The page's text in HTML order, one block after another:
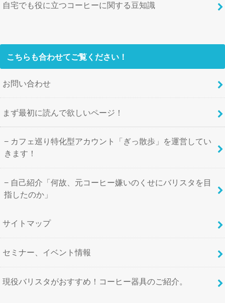
自宅でも役に立つコーヒーに関する豆知識
こちらも合わせてご覧ください！
お問い合わせ
まず最初に読んで欲しいページ！
カフェ巡り特化型アカウント「ぎっ散歩」を運営してい
きます！
自己紹介「何故、元コーヒー嫌いのくせにバリスタを目
指したのか」
サイトマップ
セミナー、イベント情報
現役バリスタがおすすめ！コーヒー器具のご紹介。